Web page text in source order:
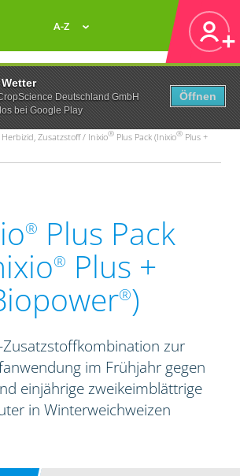
Deutschland GmbH
bei Google Play
Öffnen
A-Z
Zusatzstoff / Inixio® Plus Pack (Inixio® Plus +
® Plus Pack
® Plus +
®)
Zusatzstoffkombination zur
im Frühjahr gegen
einjährige zweikeimblättrige
in Winterweichweizen